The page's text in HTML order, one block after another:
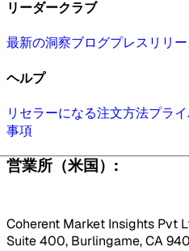
リーダークラブ
最新の洞察ブログプレスリリ
ヘルプ
リセラーになる注文方法プラ
事項
営業所（米国）:
Coherent Market Insights Pvt
Suite 400, Burlingame, CA